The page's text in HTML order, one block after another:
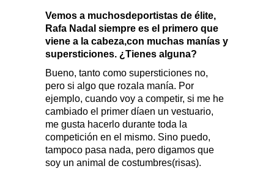
Vemos a muchosdeportistas de élite,
Rafa Nadal siempre es el primero que
viene a la cabeza,con muchas manías y
supersticiones. ¿Tienes alguna?
Bueno, tanto como supersticiones no,
pero si algo que rozala manía. Por
ejemplo, cuando voy a competir, si me he
cambiado el primer díaen un vestuario,
me gusta hacerlo durante toda la
competición en el mismo. Sino puedo,
tampoco pasa nada, pero digamos que
soy un animal de costumbres(risas).